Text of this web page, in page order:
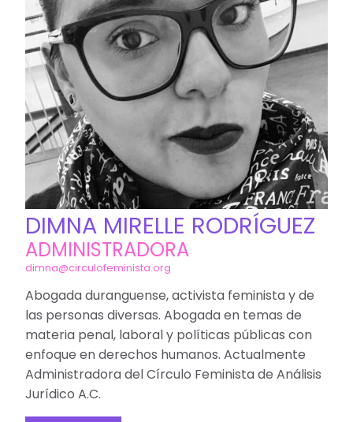
DIMNA MIRELLE RODRÍGUEZ
ADMINISTRADORA
dimna@circulofeminista.org
Abogada duranguense, activista feminista y de
las personas diversas. Abogada en temas de
materia penal, laboral y políticas públicas con
enfoque en derechos humanos. Actualmente
Administradora del Círculo Feminista de Análisis
Jurídico A.C.